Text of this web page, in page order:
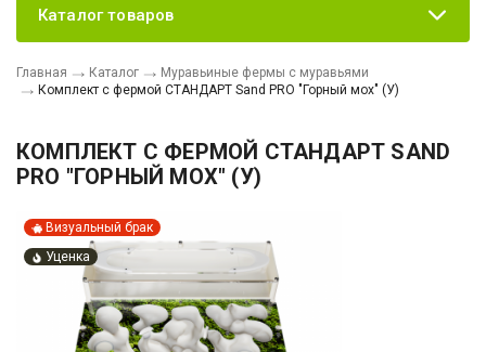
Каталог товаров
Главная Каталог
Муравьиные фермы с муравьями
Комплект с фермой СТАНДАРТ Sand PRO "Горный мох" (У)
КОМПЛЕКТ С ФЕРМОЙ СТАНДАРТ SAND
PRO "ГОРНЫЙ МОХ" (У)
Визуальный брак
Уценка